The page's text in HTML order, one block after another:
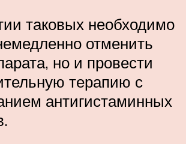
таковых необходимо
отменить
но и провести
терапию с
антигистаминных